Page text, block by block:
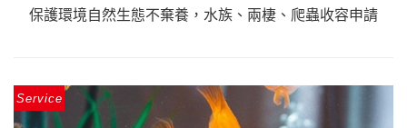
保護環境自然生態不棄養，水族、兩棲、爬蟲收容申請
Service